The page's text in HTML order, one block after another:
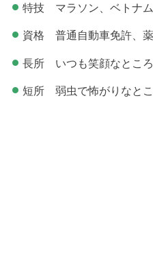
特技 マラソン、ベトナ
資格 普通自動車免許、
長所 いつも笑顔なとこ
短所 弱虫で怖がりなと